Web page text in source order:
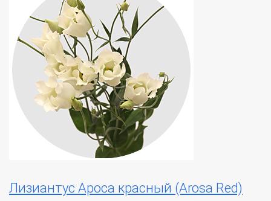
Лизиантус Ароса красный (Arosa Red)